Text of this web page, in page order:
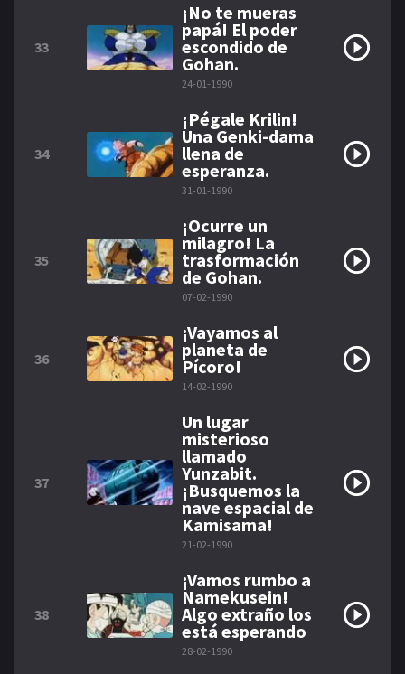
33
¡No te mueras
papá! El poder
escondido de
Gohan.
24-01-1990
34
¡Pégale Krilin!
Una Genki-dama
llena de
esperanza.
31-01-1990
35
¡Ocurre un
milagro! La
trasformación
de Gohan.
07-02-1990
36
¡Vayamos al
planeta de
Pícoro!
14-02-1990
37
Un lugar
misterioso
llamado
Yunzabit.
¡Busquemos la
nave espacial de
Kamisama!
21-02-1990
38
¡Vamos rumbo a
Namekusein!
Algo extraño los
está esperando
28-02-1990